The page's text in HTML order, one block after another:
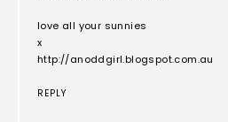
love all your sunnies
x
http://anoddgirl.blogspot.com.au
REPLY